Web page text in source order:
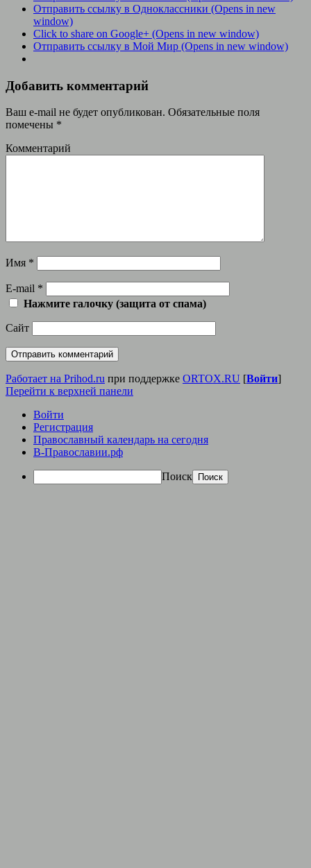
Отправить ссылку в Одноклассники (Opens in new
window)
Click to share on Google+ (Opens in new window)
Отправить ссылку в Мой Мир (Opens in new window)
Добавить комментарий
Ваш e-mail не будет опубликован. Обязательные поля
помечены *
Комментарий
Имя *
E-mail *
Нажмите галочку (защита от спама)
Сайт
Работает на Prihod.ru при поддержке ORTOX.RU [Войти]
Перейти к верхней панели
Войти
Регистрация
Православный календарь на сегодня
В-Православии.рф
Поиск